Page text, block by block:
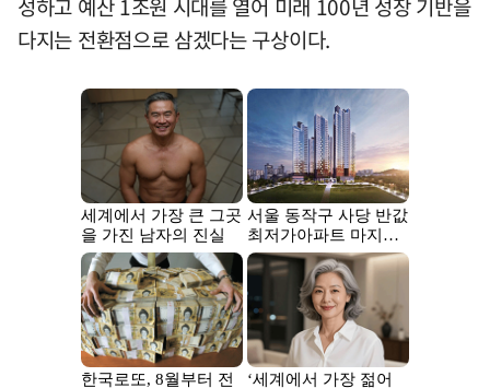
성하고 예산 1조원 시대를 열어 미래 100년 성장 기반을
다지는 전환점으로 삼겠다는 구상이다.